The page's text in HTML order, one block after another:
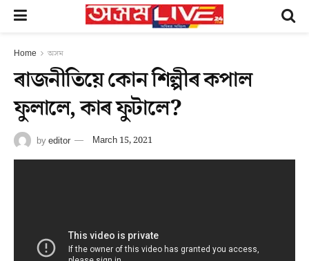
Home অসম
ৰাজনীতিয়ে কোন শিল্পীৰ কপাল
ফুলালে, কাৰ ফুটালে?
byeditor March 15, 2021